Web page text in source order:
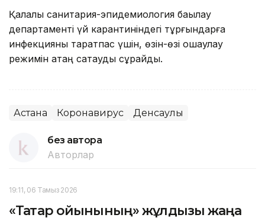
Қалалық санитария-эпидемиология бақылау
департаменті үй карантиніндегі тұрғындарға
инфекцияны таратпас үшін, өзін-өзі оқшаулау
режимін қатаң сақтауды сұрайды.
Астана Коронавирус Денсаулық
без автора
Авторлар
19:11, 06 Тамыз 2026
«Тақтар ойынының» жұлдызы жаңа